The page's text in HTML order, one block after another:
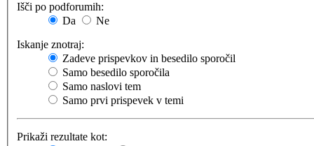
Išči po podforumih:
Da
Ne
Iskanje znotraj:
Zadeve prispevkov in besedilo sporočil
Samo besedilo sporočila
Samo naslovi tem
Samo prvi prispevek v temi
Prikaži rezultate kot: